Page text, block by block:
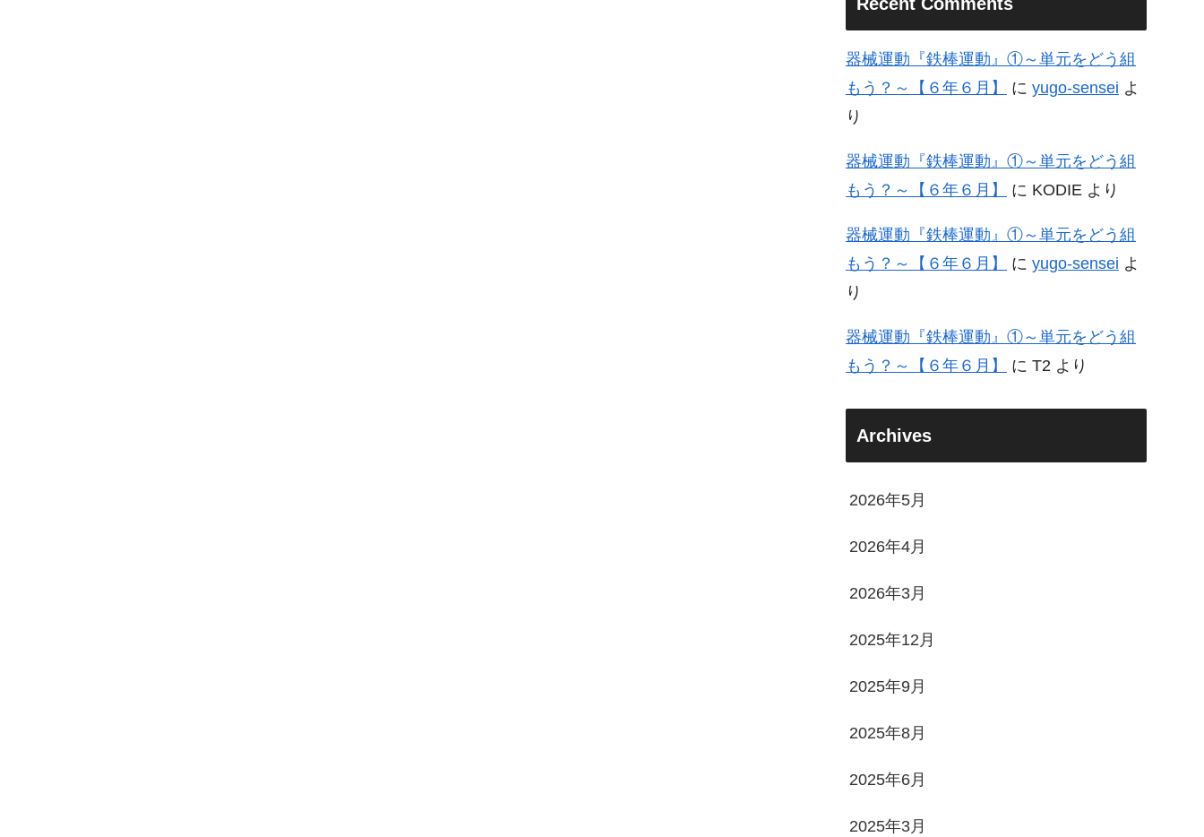
器械運動『鉄棒運動』①～単元をどう組
もう？～【６年６月】
に yugo-sensei よ
り
器械運動『鉄棒運動』①～単元をどう組
もう？～【６年６月】
に KODIE より
器械運動『鉄棒運動』①～単元をどう組
もう？～【６年６月】
に yugo-sensei よ
り
器械運動『鉄棒運動』①～単元をどう組
もう？～【６年６月】
に T2 より
Archives
2026年5月
2026年4月
2026年3月
2025年12月
2025年9月
2025年8月
2025年6月
2025年3月